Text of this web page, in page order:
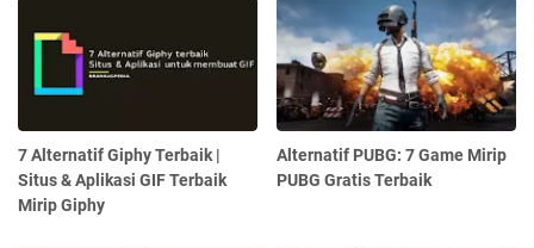
7 Alternatif Giphy Terbaik |
Situs & Aplikasi GIF Terbaik
Mirip Giphy
Alternatif PUBG: 7 Game Mirip
PUBG Gratis Terbaik